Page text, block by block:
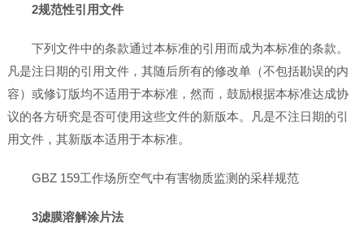
2规范性引用文件
下列文件中的条款通过本标准的引用而成为本标准的条款。
凡是注日期的引用文件，其随后所有的修改单（不包括勘误的内
容）或修订版均不适用于本标准，然而，鼓励根据本标准达成协
议的各方研究是否可使用这些文件的新版本。凡是不注日期的引
用文件，其新版本适用于本标准。
GBZ 159工作场所空气中有害物质监测的采样规范
3滤膜溶解涂片法